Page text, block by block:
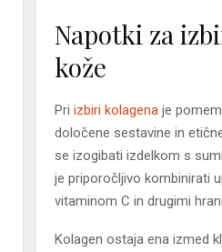
Napotki za
kože
Pri izbiri kolagena je
določene sestavine in
se izogibati izdelkom s
je priporočljivo kombinirati
vitaminom C in drugimi
Kolagen ostaja ena izmed